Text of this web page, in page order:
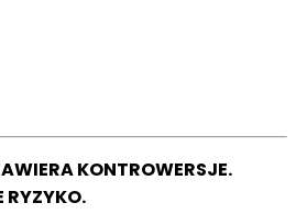
KONTROWERSJE.
RYZYKO.